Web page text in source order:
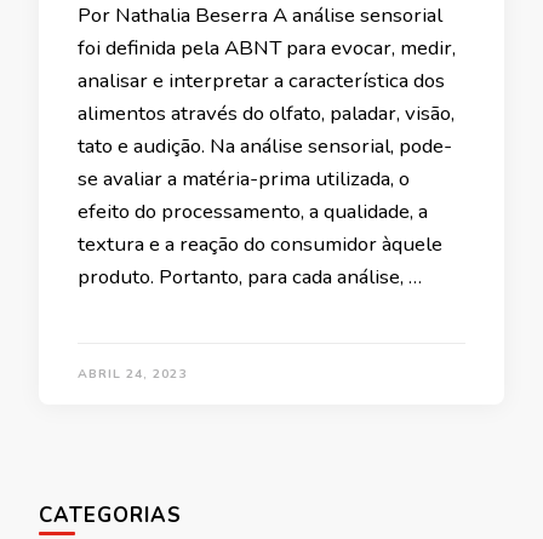
Por Nathalia Beserra A análise sensorial
foi definida pela ABNT para evocar, medir,
analisar e interpretar a característica dos
alimentos através do olfato, paladar, visão,
tato e audição. Na análise sensorial, pode-
se avaliar a matéria-prima utilizada, o
efeito do processamento, a qualidade, a
textura e a reação do consumidor àquele
produto. Portanto, para cada análise, …
ABRIL 24, 2023
CATEGORIAS